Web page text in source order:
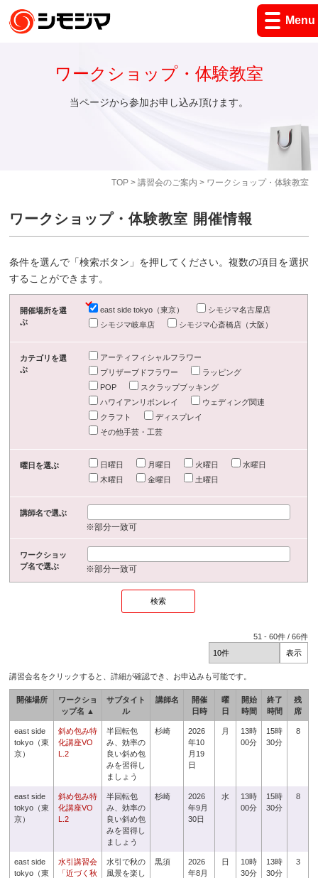
Menu
TOP> 講習会のご案内 > ワークショップ・体験教室
ワークショップ・体験教室
当ページから参加お申し込み頂けます。
ワークショップ・体験教室 開催情報
条件を選んで「検索ボタン」を押してください。複数の項目を選択
することができます。
開催場所を選
ぶ
east side tokyo（東京）
シモジマ名古屋店
シモジマ岐阜店
シモジマ心斎橋店（大阪）
カテゴリを選
ぶ
アーティフィシャルフラワー
プリザーブドフラワー
ラッピング
POP
スクラップブッキング
ハワイアンリボンレイ
ウェディング関連
クラフト
ディスプレイ
その他手芸・工芸
曜日を選ぶ 日曜日 月曜日 火曜日
水曜日
木曜日
金曜日 土曜日
講師名で選ぶ
※部分一致可
ワークショッ
プ名で選ぶ
※部分一致可
51 -60件 /66件
講習会名をクリックすると、詳細が確認でき、お申込みも可能です。
開催場所
ワークショ
ップ名 ▲
サブタイト
ル
講師名
開催
日時
曜
日
開始
時間
終了
時間
残
席
east side
tokyo（東
京）
斜め包み特
化講座VO
L.2
半回転包
み、効率の
良い斜め包
みを習得し
ましょう
杉崎
2026
年10
月19
日
月
13時
00分
15時
30分
8
east side
tokyo（東
京）
斜め包み特
化講座VO
L.2
半回転包
み、効率の
良い斜め包
みを習得し
ましょう
杉崎
2026
年9月
30日
水
13時
00分
15時
30分
8
east side
tokyo（東
水引講習会
「近づく秋
水引で秋の
風景を楽し
黒須
2026
年8月
日
10時
30分
13時
30分
3